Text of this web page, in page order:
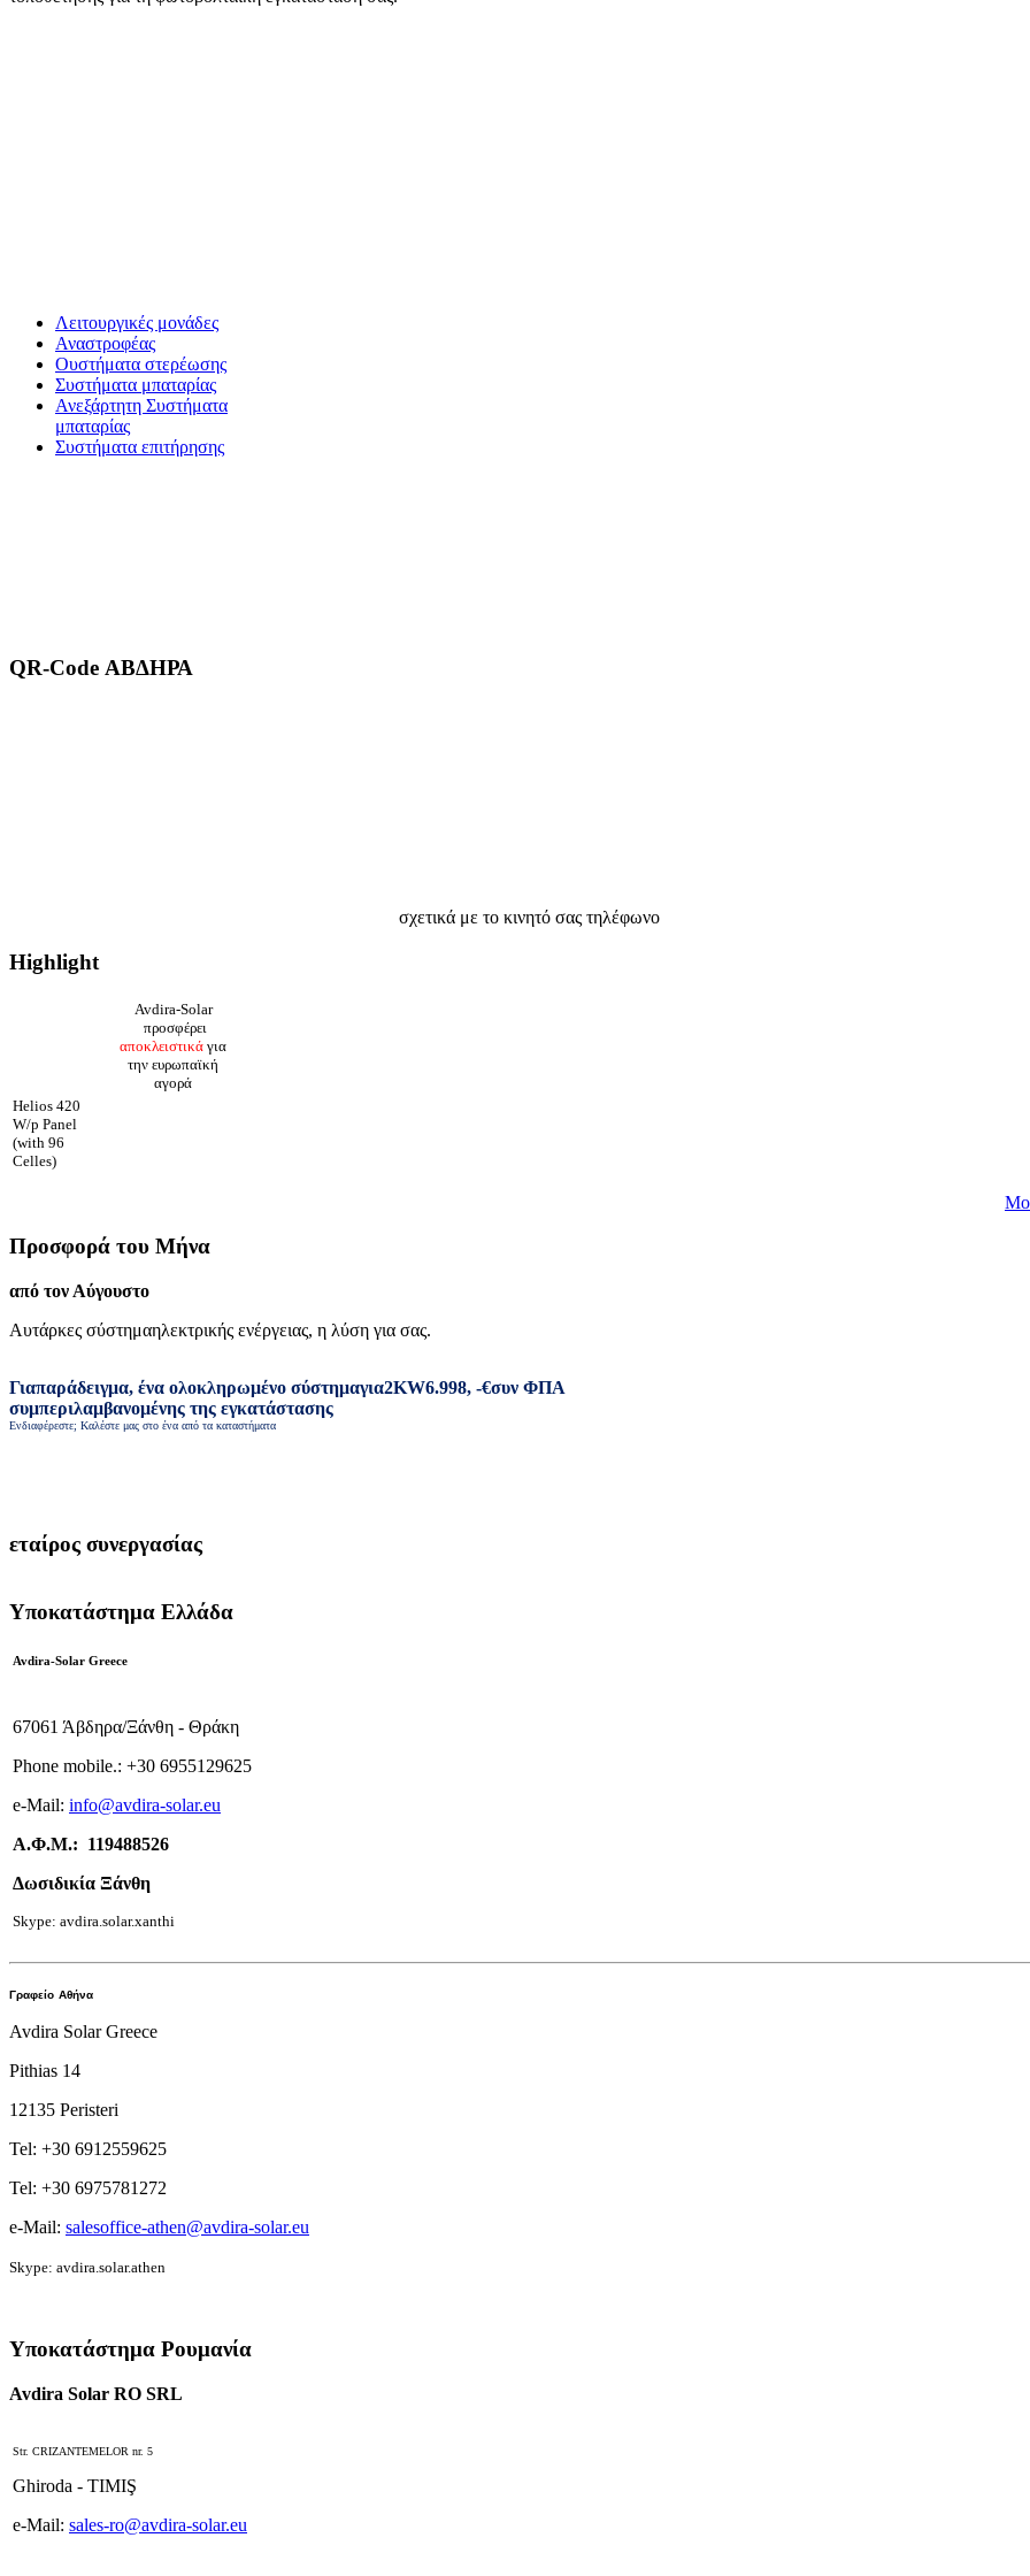
Λειτουργικές μονάδες
Αναστροφέας
Oυστήματα στερέωσης
Συστήματα μπαταρίας
Ανεξάρτητη Συστήματα
μπαταρίας
Συστήματα επιτήρησης
QR-Code ΑΒΔΗΡΑ
σχετικά με το κινητό σας τηλέφωνο
Highlight
Avdira-Solar
προσφέρει
αποκλειστικά για
την ευρωπαϊκή
αγορά
Helios 420
W/p Panel
(with 96
Celles)
Προσφορά του Μήνα
από τον Αύγουστο
Αυτάρκες σύστημαηλεκτρικής ενέργειας, η λύση για σας.
Γιαπαράδειγμα, ένα ολοκληρωμένο σύστημαγια2KW6.998, -€συν ΦΠΑ
συμπεριλαμβανομένης της εγκατάστασης
Ενδιαφέρεστε; Καλέστε μας στο ένα από τα καταστήματα
εταίρος συνεργασίας
Υποκατάστημα Ελλάδα
Avdira-Solar Greece
67061 Άβδηρα/Ξάνθη - Θράκη
Phone mobile.: +30 6955129625
e-Mail: info@avdira-solar.eu
Α.Φ.Μ.: 119488526
Δωσιδικία Ξάνθη
Skype: avdira.solar.xanthi
Γραφείο Αθήνα
Avdira Solar Greece
Pithias 14
12135 Peristeri
Tel: +30 6912559625
Tel: +30 6975781272
e-Mail: salesoffice-athen@avdira-solar.eu
Skype: avdira.solar.athen
Υποκατάστημα Ρουμανία
Avdira Solar RO SRL
Str. CRIZANTEMELOR nr. 5
Ghiroda - TIMIŞ
e-Mail: sales-ro@avdira-solar.eu